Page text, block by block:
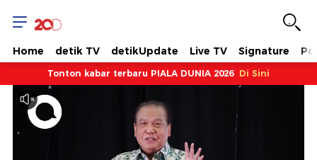
Home detik TV detikUpdate Live TV Signature
Tonton kabar terbaru PIALA DUNIA 2026 Di Sini